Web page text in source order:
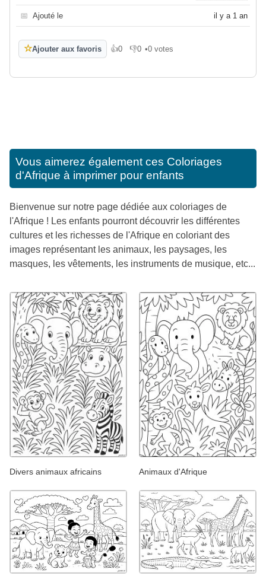
📅 Ajouté le il y a 1 an
☆Ajouter aux favoris 👍0
J'aime 👎0
Je n'aime pas
•0 votes
Vous aimerez également ces Coloriages
d'Afrique à imprimer pour enfants
Bienvenue sur notre page dédiée aux coloriages de
l'Afrique ! Les enfants pourront découvrir les différentes
cultures et les richesses de l'Afrique en coloriant des
images représentant les animaux, les paysages, les
masques, les vêtements, les instruments de musique, etc...
Divers animaux africains Animaux d'Afrique